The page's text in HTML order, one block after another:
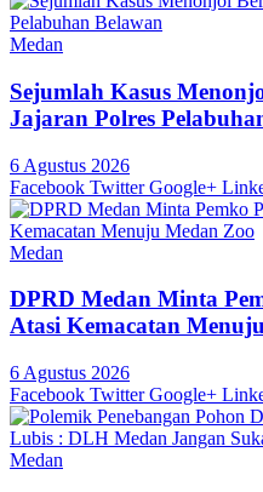
Medan
Sejumlah Kasus
Jajaran Polres
6 Agustus 2026
Facebook Twitter Google+
Medan
DPRD Medan Minta
Atasi Kemacatan
6 Agustus 2026
Facebook Twitter Google+
Medan